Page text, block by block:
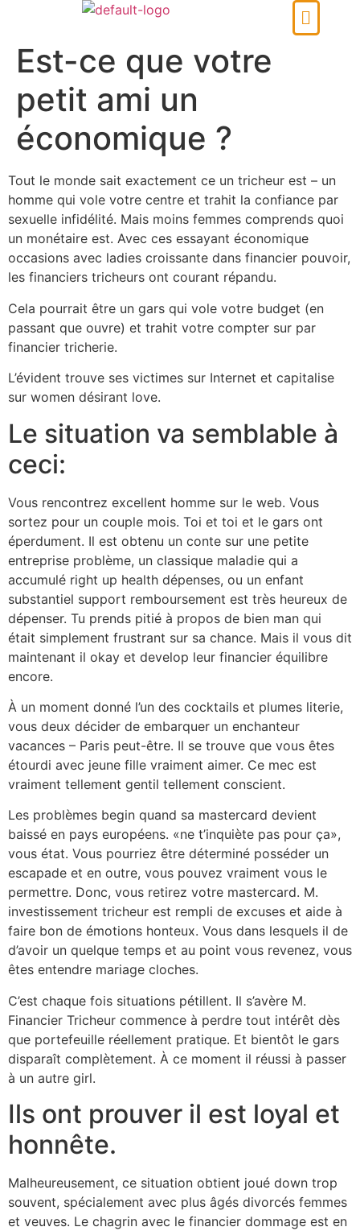
Est-ce que votre
petit ami un
économique ?
Tout le monde sait exactement ce un tricheur est – un
homme qui vole votre centre et trahit la confiance par
sexuelle infidélité. Mais moins femmes comprends quoi
un monétaire est. Avec ces essayant économique
occasions avec ladies croissante dans financier pouvoir,
les financiers tricheurs ont courant répandu.
Cela pourrait être un gars qui vole votre budget (en
passant que ouvre) et trahit votre compter sur par
financier tricherie.
L’évident trouve ses victimes sur Internet et capitalise
sur women désirant love.
Le situation va semblable à
ceci:
Vous rencontrez excellent homme sur le web. Vous
sortez pour un couple mois. Toi et toi et le gars ont
éperdument. Il est obtenu un conte sur une petite
entreprise problème, un classique maladie qui a
accumulé right up health dépenses, ou un enfant
substantiel support remboursement est très heureux de
dépenser. Tu prends pitié à propos de bien man qui
était simplement frustrant sur sa chance. Mais il vous dit
maintenant il okay et develop leur financier équilibre
encore.
À un moment donné l’un des cocktails et plumes literie,
vous deux décider de embarquer un enchanteur
vacances – Paris peut-être. Il se trouve que vous êtes
étourdi avec jeune fille vraiment aimer. Ce mec est
vraiment tellement gentil tellement conscient.
Les problèmes begin quand sa mastercard devient
baissé en pays européens. «ne t’inquiète pas pour ça»,
vous état. Vous pourriez être déterminé posséder un
escapade et en outre, vous pouvez vraiment vous le
permettre. Donc, vous retirez votre mastercard. M.
investissement tricheur est rempli de excuses et aide à
faire bon de émotions honteux. Vous dans lesquels il de
d’avoir un quelque temps et au point vous revenez, vous
êtes entendre mariage cloches.
C’est chaque fois situations pétillent. Il s’avère M.
Financier Tricheur commence à perdre tout intérêt dès
que portefeuille réellement pratique. Et bientôt le gars
disparaît complètement. À ce moment il réussi à passer
à un autre girl.
Ils ont prouver il est loyal et
honnête.
Malheureusement, ce situation obtient joué down trop
souvent, spécialement avec plus âgés divorcés femmes
et veuves. Le chagrin avec le financier dommage est en